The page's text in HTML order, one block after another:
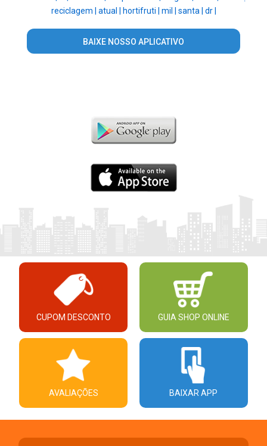
reciclagem | atual | hortifruti | mil | santa | dr |
BAIXE NOSSO APLICATIVO
CUPOM DESCONTO GUIA SHOP ONLINE
AVALIAÇÕES BAIXAR APP